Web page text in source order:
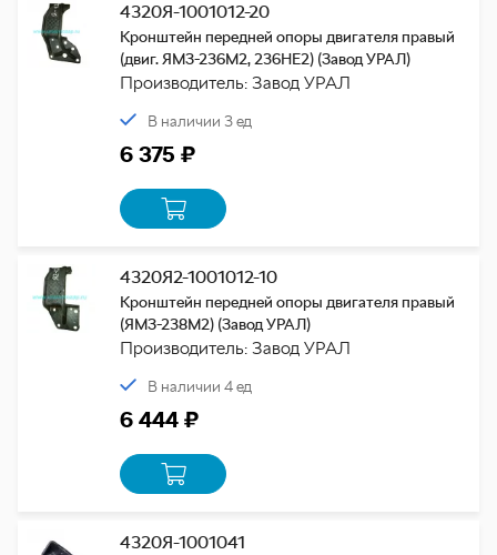
4320Я-1001012-20
Кронштейн передней опоры двигателя правый
(двиг. ЯМЗ-236М2, 236НЕ2) (Завод УРАЛ)
Производитель: Завод УРАЛ
В наличии 3 ед
6 375 ₽
4320Я2-1001012-10
Кронштейн передней опоры двигателя правый
(ЯМЗ-238М2) (Завод УРАЛ)
Производитель: Завод УРАЛ
В наличии 4 ед
6 444 ₽
4320Я-1001041